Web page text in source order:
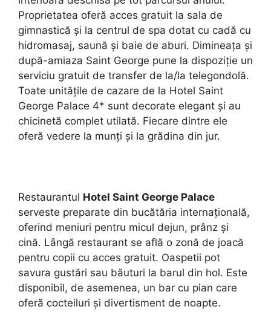
Proprietatea oferă acces gratuit la sala de
gimnastică şi la centrul de spa dotat cu cadă cu
hidromasaj, saună şi baie de aburi. Dimineaţa şi
după-amiaza Saint George pune la dispoziţie un
serviciu gratuit de transfer de la/la telegondolă.
Toate unităţile de cazare de la Hotel Saint
George Palace 4* sunt decorate elegant şi au
chicinetă complet utilată. Fiecare dintre ele
oferă vedere la munţi şi la grădina din jur.
Restaurantul Hotel Saint George Palace
serveste preparate din bucătăria internaţională,
oferind meniuri pentru micul dejun, prânz şi
cină. Lângă restaurant se află o zonă de joacă
pentru copii cu acces gratuit. Oaspetii pot
savura gustări sau băuturi la barul din hol. Este
disponibil, de asemenea, un bar cu pian care
oferă cocteiluri şi divertisment de noapte.